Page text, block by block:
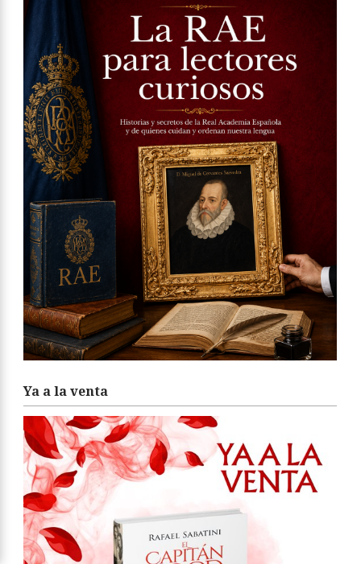
Ya a la venta